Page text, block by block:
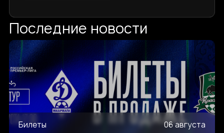
Последние новости
Билеты 06 августа